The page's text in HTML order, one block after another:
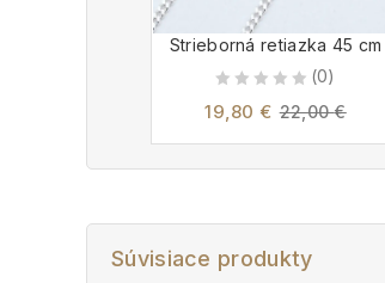
Strieborná retiazka 45 cm
(0)
19,80 € 22,00€
Súvisiace produkty